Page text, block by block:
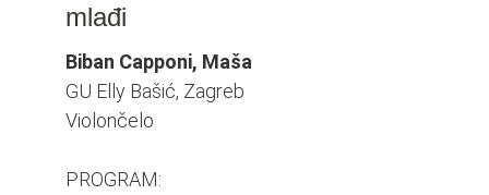
mlađi
Biban Capponi, Maša
GU Elly Bašić, Zagreb
Violončelo
PROGRAM: